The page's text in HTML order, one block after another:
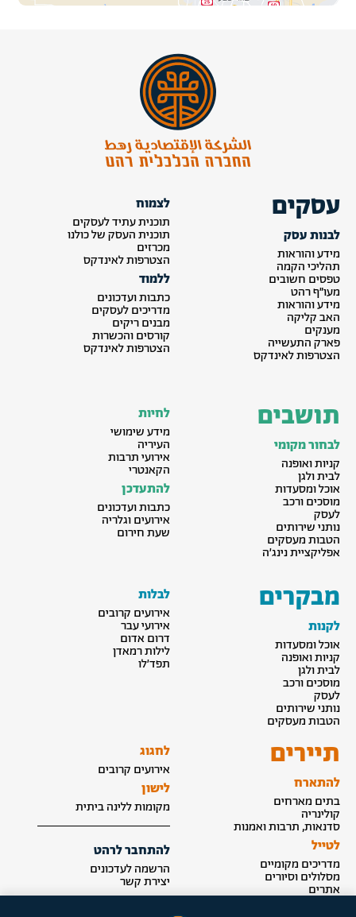
עסקים
לבנות עסק
מידע והוראות
תהליכי הקמה
טפסים חשובים
מעו״ף רהט
מידע והוראות
האב קליקה
מענקים
פארק התעשייה
הצטרפות לאינדקס
לצמוח
תוכנית עתיד לעסקים
תוכנית העסק של כולנו
מכרזים
הצטרפות לאינדקס
ללמוד
כתבות ועדכונים
מדריכים לעסקים
מבנים ריקים
קורסים והכשרות
הצטרפות לאינדקס
תושבים
לבחור מקומי
קניות ואופנה
לבית ולגן
אוכל ומסעדות
מוסכים ורכב
לעסק
נותני שירותים
הטבות מעסקים
אפליקציית נינג׳ה
לחיות
מידע שימושי
העיריה
אירועי תרבות
הקאנטרי
להתעדכן
כתבות ועדכונים
אירועים וגלריה
שעת חירום
מבקרים
לקנות
אוכל ומסעדות
קניות ואופנה
לבית ולגן
מוסכים ורכב
לעסק
נותני שירותים
הטבות מעסקים
לבלות
אירועים קרובים
אירועי עבר
דרום אדום
לילות רמאדן
תפד׳לו
תיירים
להתארח
בתים מארחים
קולינריה
סדנאות, תרבות ואמנות
לטייל
מדריכים מקומיים
מסלולים וסיורים
אתרים
לחגוג
אירועים קרובים
לישון
מקומות ללינה ביתית
להתחבר לרהט
הרשמה לעדכונים
יצירת קשר